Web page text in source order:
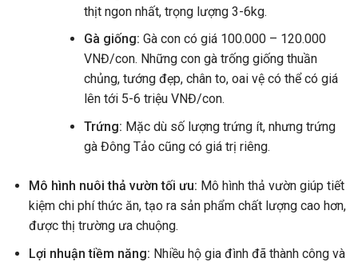
thịt ngon nhất, trọng lượng 3-6kg.
Gà giống: Gà con có giá 100.000 – 120.000
VNĐ/con. Những con gà trống giống thuần
chủng, tướng đẹp, chân to, oai vệ có thể có giá
lên tới 5-6 triệu VNĐ/con.
Trứng: Mặc dù số lượng trứng ít, nhưng trứng
gà Đông Tảo cũng có giá trị riêng.
Mô hình nuôi thả vườn tối ưu: Mô hình thả vườn giúp tiết
kiệm chi phí thức ăn, tạo ra sản phẩm chất lượng cao hơn,
được thị trường ưa chuộng.
Lợi nhuận tiềm năng: Nhiều hộ gia đình đã thành công và